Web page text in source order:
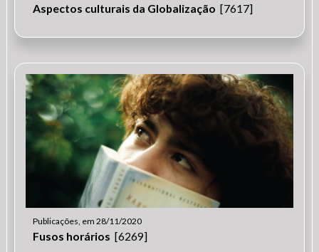
Aspectos culturais da Globalização [7617]
Publicações, em 28/11/2020
Fusos horários [6269]